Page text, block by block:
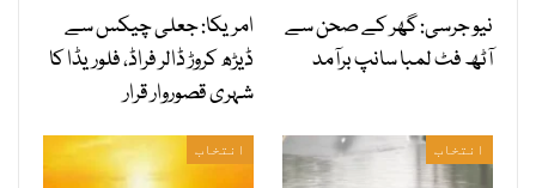
نیو جرسی: گھر کے صحن سے
آٹھ فٹ لمبا سانپ برآمد
امریکا: جعلی چیکس سے
ڈیڑھ کروڑ ڈالر فراڈ، فلوریڈا کا
شہری قصوروار قرار
انتخاب انتخاب